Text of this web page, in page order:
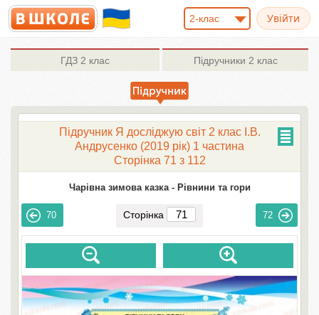
2-клас
ГДЗ 2 клас Підручники 2 клас
Підручник Я досліджую світ 2 клас І.В.
Андрусенко (2019 рік) 1 частина
Сторінка 71 з 112
Чарівна зимова казка - Рівнини та гори
70 Сторінка 72